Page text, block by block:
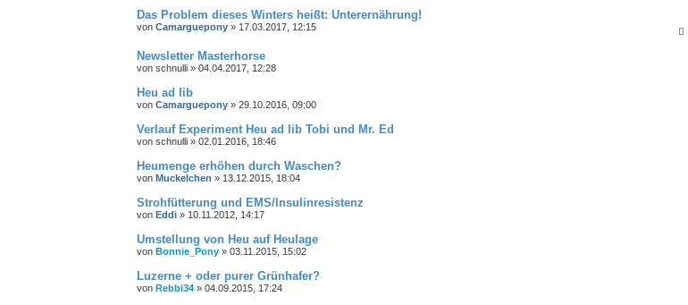
Das Problem dieses Winters heißt: Unterernährung!
von Camarguepony » 17.03.2017, 12:15
Newsletter Masterhorse
von schnulli » 04.04.2017, 12:28
Heu ad lib
von Camarguepony » 29.10.2016, 09:00
Verlauf Experiment Heu ad lib Tobi und Mr. Ed
von schnulli » 02.01.2016, 18:46
Heumenge erhöhen durch Waschen?
von Muckelchen » 13.12.2015, 18:04
Strohfütterung und EMS/Insulinresistenz
von Eddi » 10.11.2012, 14:17
Umstellung von Heu auf Heulage
von Bonnie_Pony » 03.11.2015, 15:02
Luzerne + oder purer Grünhafer?
von Rebbi34 » 04.09.2015, 17:24